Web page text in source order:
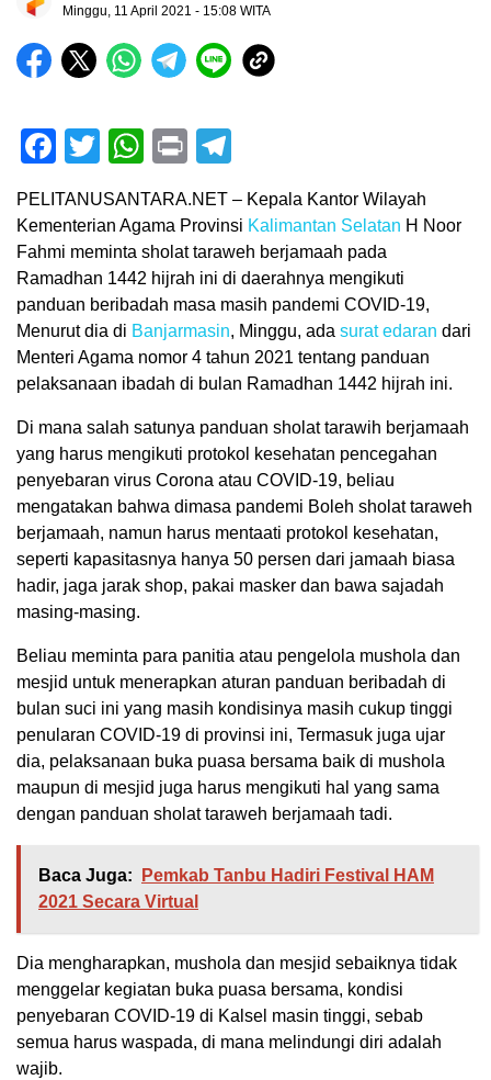
Minggu, 11 April 2021 - 15:08 WITA
Facebook
TwitterWhatsApp
Print
PELITANUSANTARA.NET – Kepala Kantor Wilayah
Kementerian Agama Provinsi Kalimantan Selatan H Noor
Fahmi meminta sholat taraweh berjamaah pada
Ramadhan 1442 hijrah ini di daerahnya mengikuti
panduan beribadah masa masih pandemi COVID-19,
Menurut dia di Banjarmasin, Minggu, ada surat edaran dari
Menteri Agama nomor 4 tahun 2021 tentang panduan
pelaksanaan ibadah di bulan Ramadhan 1442 hijrah ini.
Di mana salah satunya panduan sholat tarawih berjamaah
yang harus mengikuti protokol kesehatan pencegahan
penyebaran virus Corona atau COVID-19, beliau
mengatakan bahwa dimasa pandemi Boleh sholat taraweh
berjamaah, namun harus mentaati protokol kesehatan,
seperti kapasitasnya hanya 50 persen dari jamaah biasa
hadir, jaga jarak shop, pakai masker dan bawa sajadah
masing-masing.
Beliau meminta para panitia atau pengelola mushola dan
mesjid untuk menerapkan aturan panduan beribadah di
bulan suci ini yang masih kondisinya masih cukup tinggi
penularan COVID-19 di provinsi ini, Termasuk juga ujar
dia, pelaksanaan buka puasa bersama baik di mushola
maupun di mesjid juga harus mengikuti hal yang sama
dengan panduan sholat taraweh berjamaah tadi.
Baca Juga:
Pemkab Tanbu Hadiri Festival HAM
2021 Secara Virtual
Dia mengharapkan, mushola dan mesjid sebaiknya tidak
menggelar kegiatan buka puasa bersama, kondisi
penyebaran COVID-19 di Kalsel masin tinggi, sebab
semua harus waspada, di mana melindungi diri adalah
wajib.